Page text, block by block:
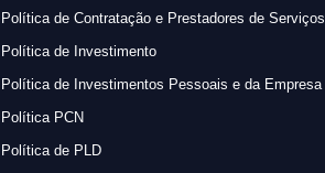
Política de Contratação e Prestadores de Serviços
Política de Investimento
Política de Investimentos Pessoais e da Empresa
Política PCN
Política de PLD